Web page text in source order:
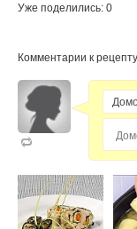
Уже поделились: 0
Комментарии к